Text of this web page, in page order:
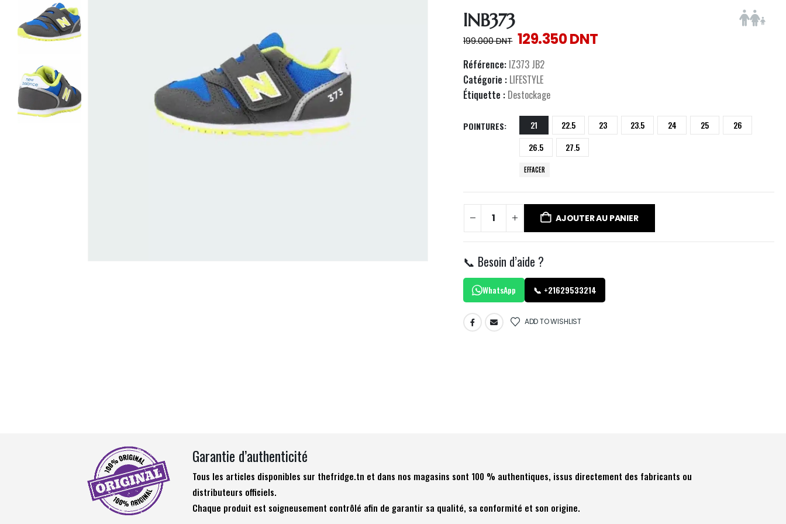
lNB373
199.000DNT 129.350DNT
Référence: IZ373 JB2
Catégorie : LIFESTYLE
Étiquette : Destockage
POINTURES 21 22.5 23 23.5 24 25
26
26.5
27.5
EFFACER
AJOUTER AU PANIER
📞 Besoin d’aide ?
WhatsApp 📞 +21629533214
ADD TO WISHLIST
Garantie d’authenticité
Tous les articles disponibles sur thefridge.tn et dans nos magasins sont 100 % authentiques, issus directement des fabricants ou
distributeurs officiels.
Chaque produit est soigneusement contrôlé afin de garantir sa qualité, sa conformité et son origine.